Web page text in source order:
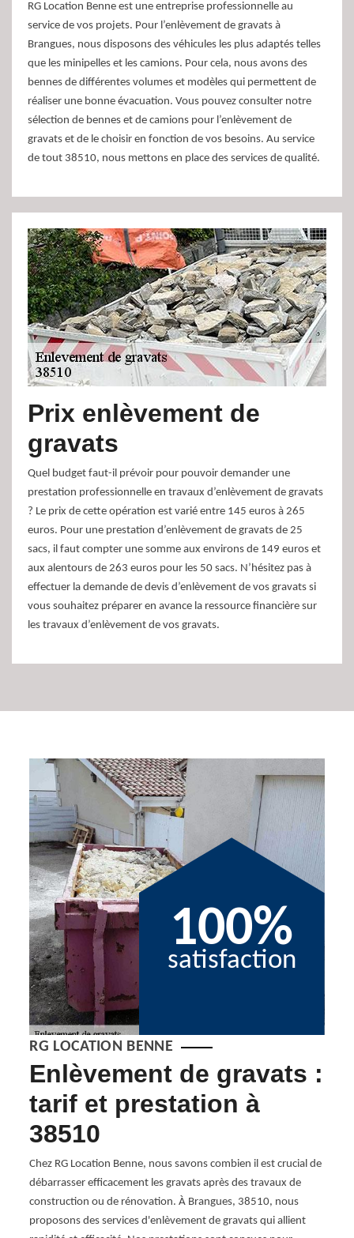
RG Location Benne est une entreprise professionnelle au
service de vos projets. Pour l’enlèvement de gravats à
Brangues, nous disposons des véhicules les plus adaptés telles
que les minipelles et les camions. Pour cela, nous avons des
bennes de différentes volumes et modèles qui permettent de
réaliser une bonne évacuation. Vous pouvez consulter notre
sélection de bennes et de camions pour l’enlèvement de
gravats et de le choisir en fonction de vos besoins. Au service
de tout 38510, nous mettons en place des services de qualité.
Prix enlèvement de
gravats
Quel budget faut-il prévoir pour pouvoir demander une
prestation professionnelle en travaux d’enlèvement de gravats
? Le prix de cette opération est varié entre 145 euros à 265
euros. Pour une prestation d’enlèvement de gravats de 25
sacs, il faut compter une somme aux environs de 149 euros et
aux alentours de 263 euros pour les 50 sacs. N’hésitez pas à
effectuer la demande de devis d’enlèvement de vos gravats si
vous souhaitez préparer en avance la ressource financière sur
les travaux d’enlèvement de vos gravats.
100%
satisfaction
RG LOCATION BENNE
Enlèvement de gravats :
tarif et prestation à
38510
Chez RG Location Benne, nous savons combien il est crucial de
débarrasser efficacement les gravats après des travaux de
construction ou de rénovation. À Brangues, 38510, nous
proposons des services d'enlèvement de gravats qui allient